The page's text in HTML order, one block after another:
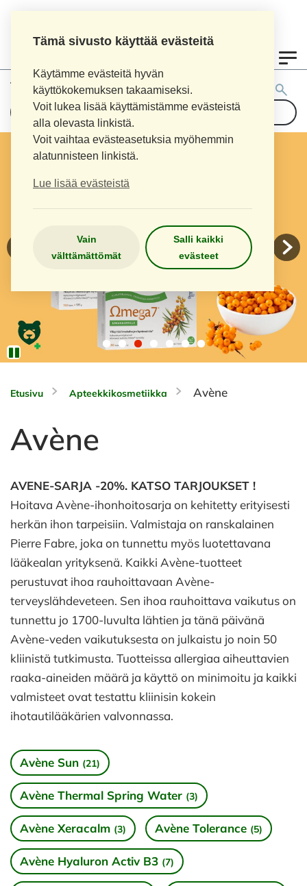
Tämä sivusto käyttää evästeitä
Käytämme evästeitä hyvän
käyttökokemuksen takaamiseksi.
Voit lukea lisää käyttämistämme evästeistä
alla olevasta linkistä.
Voit vaihtaa evästeasetuksia myöhemmin
alatunnisteen linkistä.
Lue lisää evästeistä
Vain
välttämättömät
Salli kaikki
evästeet
Tuotehaku:
Etusivu Apteekkikosmetiikka Avène
Avène
AVENE-SARJA -20%. KATSO TARJOUKSET !
Hoitava Avène-ihonhoitosarja on kehitetty erityisesti
herkän ihon tarpeisiin. Valmistaja on ranskalainen
Pierre Fabre, joka on tunnettu myös luotettavana
lääkealan yrityksenä. Kaikki Avène-tuotteet
perustuvat ihoa rauhoittavaan Avène-
terveyslähdeveteen. Sen ihoa rauhoittava vaikutus on
tunnettu jo 1700-luvulta lähtien ja tänä päivänä
Avène-veden vaikutuksesta on julkaistu jo noin 50
kliinistä tutkimusta. Tuotteissa allergiaa aiheuttavien
raaka-aineiden määrä ja käyttö on minimoitu ja kaikki
valmisteet ovat testattu kliinisin kokein
ihotautilääkärien valvonnassa.
Avène Sun (21)
Avène Thermal Spring Water (3)
Avène Xeracalm (3) Avène Tolerance (5)
Avène Hyaluron Activ B3 (7)